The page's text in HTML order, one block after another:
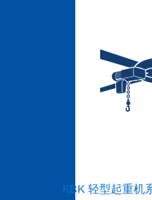
KBK 轻型起重机